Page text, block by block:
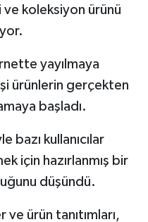
koleksiyon ürünü
yayılmaya
ürünlerin gerçekten
başladı.
bazı kullanıcılar
için hazırlanmış bir
düşündü.
ürün tanıtımları,